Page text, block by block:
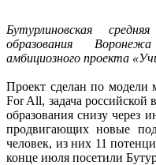
Бутурлиновская
образования
амбициозного проекта
Проект сделан по модели
For All, задача российской
образования снизу через
продвигающих новые
человек, из них 11
конце июля посетили